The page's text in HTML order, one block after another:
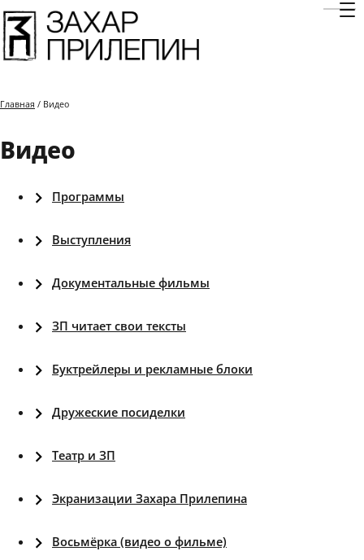
Главная / Видео
Видео
Программы
Выступления
Документальные фильмы
ЗП читает свои тексты
Буктрейлеры и рекламные блоки
Дружеские посиделки
Театр и ЗП
Экранизации Захара Прилепина
Восьмёрка (видео о фильме)